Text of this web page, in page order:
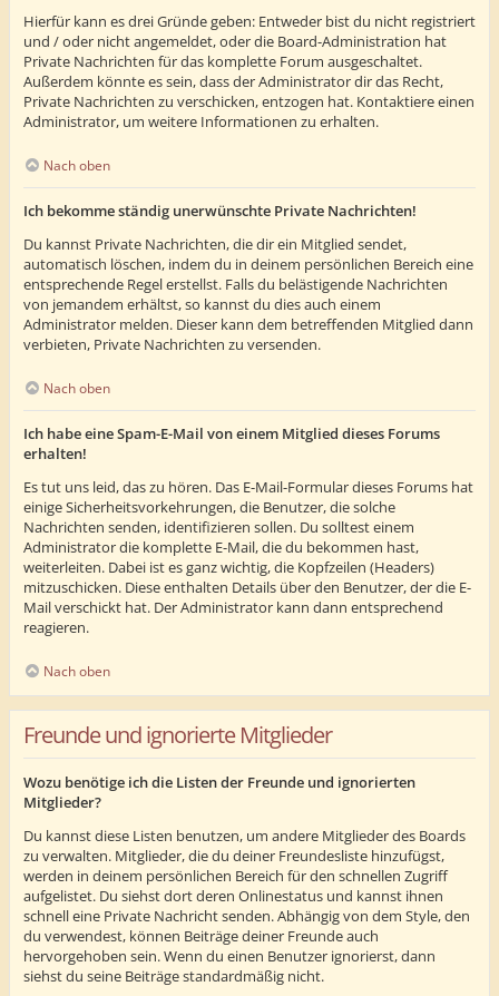
Hierfür kann es drei Gründe geben: Entweder bist du nicht registriert
und / oder nicht angemeldet, oder die Board-Administration hat
Private Nachrichten für das komplette Forum ausgeschaltet.
Außerdem könnte es sein, dass der Administrator dir das Recht,
Private Nachrichten zu verschicken, entzogen hat. Kontaktiere einen
Administrator, um weitere Informationen zu erhalten.
Nach oben
Ich bekomme ständig unerwünschte Private Nachrichten!
Du kannst Private Nachrichten, die dir ein Mitglied sendet,
automatisch löschen, indem du in deinem persönlichen Bereich eine
entsprechende Regel erstellst. Falls du belästigende Nachrichten
von jemandem erhältst, so kannst du dies auch einem
Administrator melden. Dieser kann dem betreffenden Mitglied dann
verbieten, Private Nachrichten zu versenden.
Nach oben
Ich habe eine Spam-E-Mail von einem Mitglied dieses Forums
erhalten!
Es tut uns leid, das zu hören. Das E-Mail-Formular dieses Forums hat
einige Sicherheitsvorkehrungen, die Benutzer, die solche
Nachrichten senden, identifizieren sollen. Du solltest einem
Administrator die komplette E-Mail, die du bekommen hast,
weiterleiten. Dabei ist es ganz wichtig, die Kopfzeilen (Headers)
mitzuschicken. Diese enthalten Details über den Benutzer, der die E-
Mail verschickt hat. Der Administrator kann dann entsprechend
reagieren.
Nach oben
Freunde und ignorierte Mitglieder
Wozu benötige ich die Listen der Freunde und ignorierten
Mitglieder?
Du kannst diese Listen benutzen, um andere Mitglieder des Boards
zu verwalten. Mitglieder, die du deiner Freundesliste hinzufügst,
werden in deinem persönlichen Bereich für den schnellen Zugriff
aufgelistet. Du siehst dort deren Onlinestatus und kannst ihnen
schnell eine Private Nachricht senden. Abhängig von dem Style, den
du verwendest, können Beiträge deiner Freunde auch
hervorgehoben sein. Wenn du einen Benutzer ignorierst, dann
siehst du seine Beiträge standardmäßig nicht.